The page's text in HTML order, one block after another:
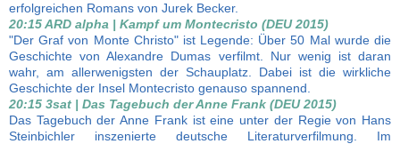
erfolgreichen Romans von Jurek Becker.
20:15 ARD alpha | Kampf um Montecristo (DEU 2015)
"Der Graf von Monte Christo" ist Legende: Über 50 Mal wurde die
Geschichte von Alexandre Dumas verfilmt. Nur wenig ist daran
wahr, am allerwenigsten der Schauplatz. Dabei ist die wirkliche
Geschichte der Insel Montecristo genauso spannend.
20:15 3sat | Das Tagebuch der Anne Frank (DEU 2015)
Das Tagebuch der Anne Frank ist eine unter der Regie von Hans
Steinbichler inszenierte deutsche Literaturverfilmung. Im